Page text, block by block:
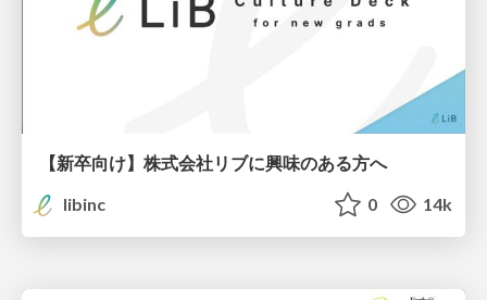
【新卒向け】株式会社リブに興味のある方へ
libinc
0 14k